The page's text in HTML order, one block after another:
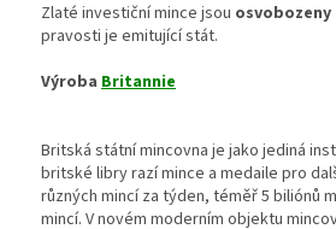
Zlaté investiční mince jsou osvobozeny
pravosti je emitující stát.
Výroba Britannie
Britská státní mincovna je jako jediná
britské libry razí mince a medaile pro
různých mincí za týden, téměř 5 biliónů
mincí. V novém moderním objektu